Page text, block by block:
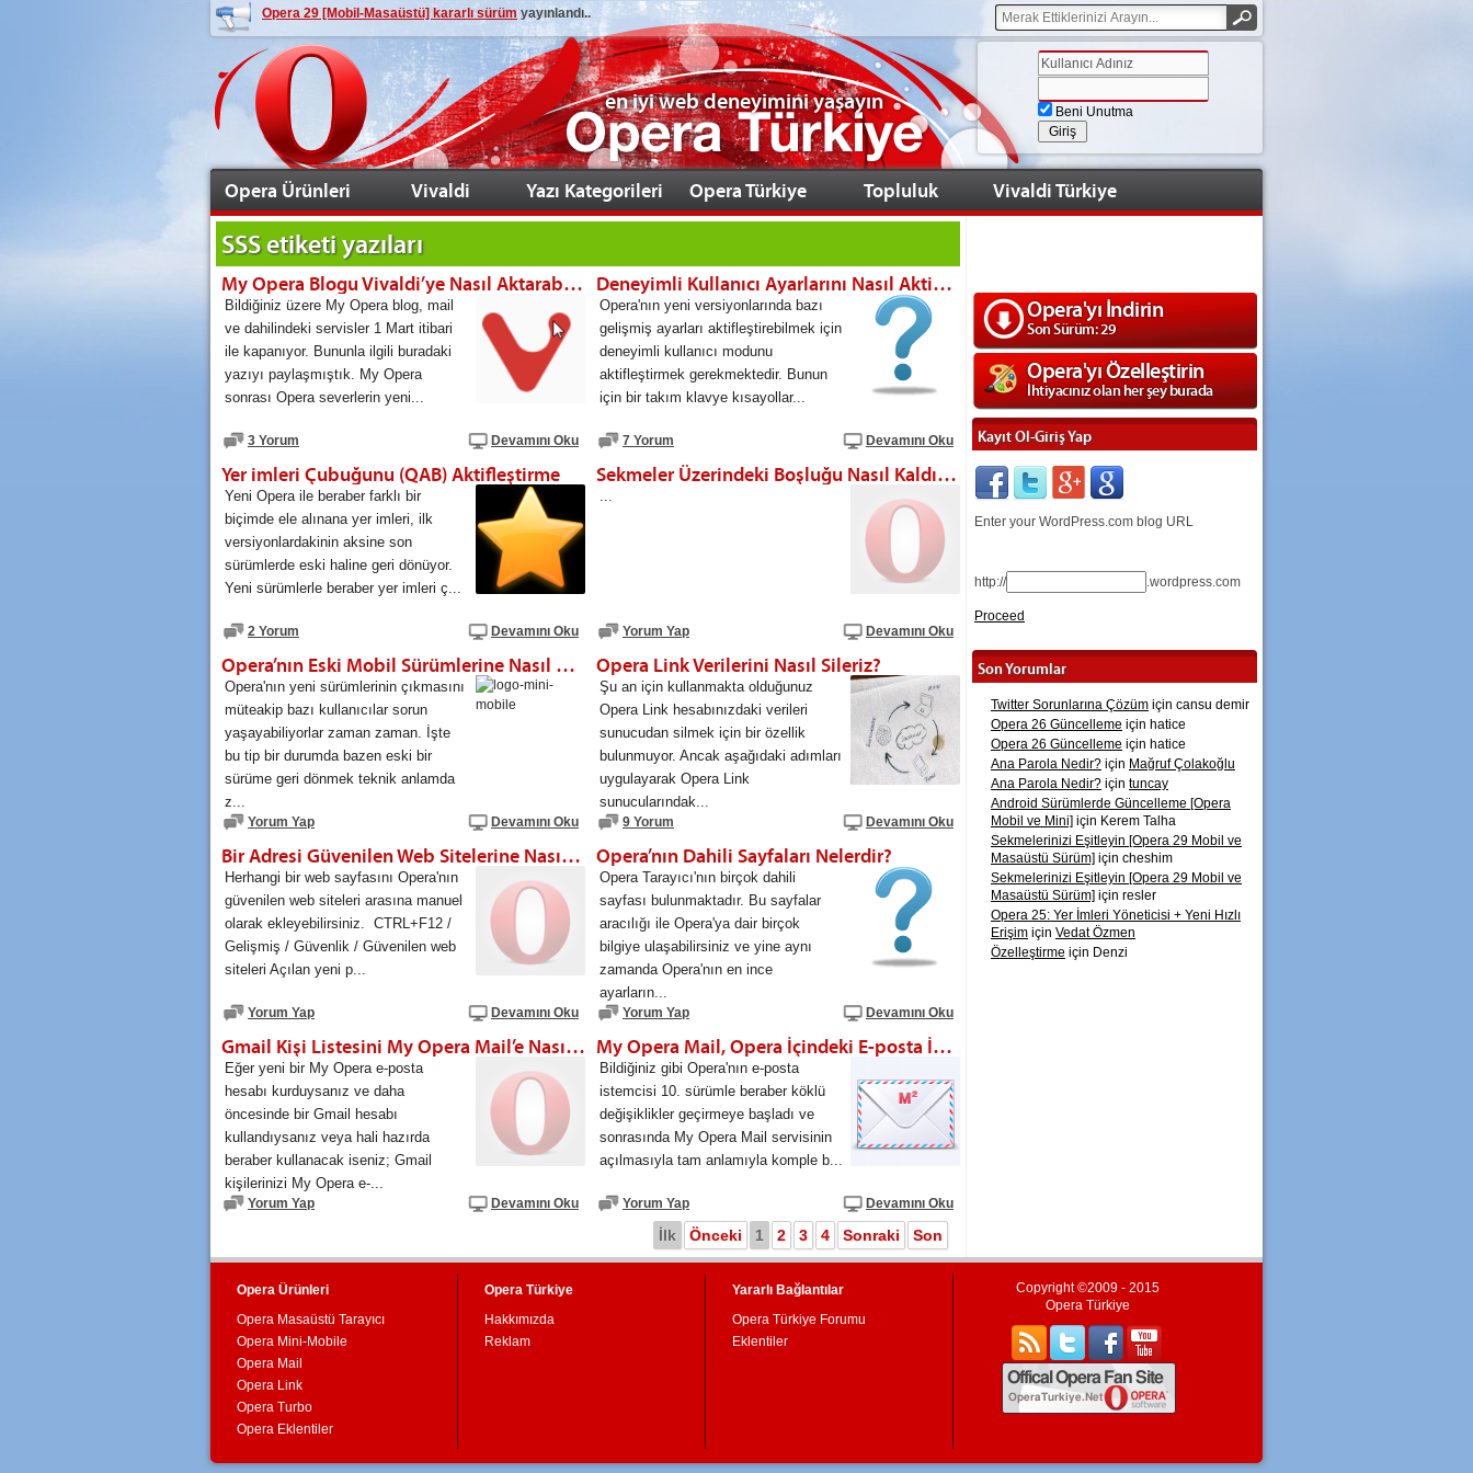
Opera 29 [Mobil-Masaüstü] kararlı sürümyayınlandı..
en iyi web deneyimini yaşayın Beni Unutma
Opera Ürünleri Vivaldi Yazı Kategorileri Opera Türkiye Topluluk Vivaldi Türkiye
SSSetiketi yazıları
My Opera Blogu Vivaldi’ye Nasıl Aktarabilirim?
Bildiğiniz üzere My Opera blog, mail
ve dahilindeki servisler 1 Mart itibari
ile kapanıyor. Bununla ilgili buradaki
yazıyı paylaşmıştık. My Opera
sonrası Opera severlerin yeni...
3 Yorum Devamını Oku
Deneyimli Kullanıcı Ayarlarını Nasıl Aktifleştirebilirim?
Opera'nın yeni versiyonlarında bazı
gelişmiş ayarları aktifleştirebilmek için
deneyimli kullanıcı modunu
aktifleştirmek gerekmektedir. Bunun
için bir takım klavye kısayollar...
7 Yorum Devamını Oku
Yer imleri Çubuğunu (QAB) Aktifleştirme
Yeni Opera ile beraber farklı bir
biçimde ele alınana yer imleri, ilk
versiyonlardakinin aksine son
sürümlerde eski haline geri dönüyor.
Yeni sürümlerle beraber yer imleri ç...
2 Yorum Devamını Oku
Sekmeler Üzerindeki Boşluğu Nasıl Kaldırabilirim?
...
Yorum Yap Devamını Oku
Opera’nın Eski Mobil Sürümlerine Nasıl Ulaşabilirim?
Opera'nın yeni sürümlerinin çıkmasını
müteakip bazı kullanıcılar sorun
yaşayabiliyorlar zaman zaman. İşte
bu tip bir durumda bazen eski bir
sürüme geri dönmek teknik anlamda
z...
Yorum Yap Devamını Oku
Opera Link Verilerini Nasıl Sileriz?
Şu an için kullanmakta olduğunuz
Opera Link hesabınızdaki verileri
sunucudan silmek için bir özellik
bulunmuyor. Ancak aşağıdaki adımları
uygulayarak Opera Link
sunucularındak...
9 Yorum Devamını Oku
Bir Adresi Güvenilen Web Sitelerine Nasıl Ekleyebilirim?
Herhangi bir web sayfasını Opera'nın
güvenilen web siteleri arasına manuel
olarak ekleyebilirsiniz. CTRL+F12 /
Gelişmiş / Güvenlik / Güvenilen web
siteleri Açılan yeni p...
Yorum Yap Devamını Oku
Opera’nın Dahili Sayfaları Nelerdir?
Opera Tarayıcı'nın birçok dahili
sayfası bulunmaktadır. Bu sayfalar
aracılığı ile Opera'ya dair birçok
bilgiye ulaşabilirsiniz ve yine aynı
zamanda Opera'nın en ince
ayarların...
Yorum Yap Devamını Oku
Gmail Kişi Listesini My Opera Mail’e Nasıl Aktarırım?
Eğer yeni bir My Opera e-posta
hesabı kurduysanız ve daha
öncesinde bir Gmail hesabı
kullandıysanız veya hali hazırda
beraber kullanacak iseniz; Gmail
kişilerinizi My Opera e-...
Yorum Yap Devamını Oku
My Opera Mail, Opera İçindeki E-posta İstemcisine(M2) Nasıl Eklenir?
Bildiğiniz gibi Opera'nın e-posta
istemcisi 10. sürümle beraber köklü
değişiklikler geçirmeye başladı ve
sonrasında My Opera Mail servisinin
açılmasıyla tam anlamıyla komple b...
Yorum Yap Devamını Oku
İlk Önceki 1 2 3 4 Sonraki Son
Opera'yı İndirin
Son Sürüm: 29
Opera'yı Özelleştirin
İhtiyacınız olan her şey burada
Kayıt Ol-Giriş Yap
Enter your WordPress.com blog URL
http:// .wordpress.com
Proceed
Son Yorumlar
Twitter Sorunlarına Çözüm için cansu demir
Opera 26 Güncelleme için hatice
Opera 26 Güncelleme için hatice
Ana Parola Nedir? için Mağruf Çolakoğlu
Ana Parola Nedir? için tuncay
Android Sürümlerde Güncelleme [Opera
Mobil ve Mini] için Kerem Talha
Sekmelerinizi Eşitleyin [Opera 29 Mobil ve
Masaüstü Sürüm] için cheshim
Sekmelerinizi Eşitleyin [Opera 29 Mobil ve
Masaüstü Sürüm] için resler
Opera 25: Yer İmleri Yöneticisi + Yeni Hızlı
Erişim için Vedat Özmen
Özelleştirme için Denzi
Opera Ürünleri
Opera Masaüstü Tarayıcı
Opera Mini-Mobile
Opera Mail
Opera Link
Opera Turbo
Opera Eklentiler
Opera Türkiye
Hakkımızda
Reklam
Yararlı Bağlantılar
Opera Türkiye Forumu
Eklentiler
Copyright ©2009 - 2015
Opera Türkiye